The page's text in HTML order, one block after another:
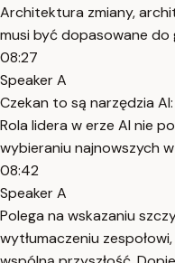
Architektura zmiany,
musi być dopasowane
08:27
Speaker A
Czekan to są narzędzia
Rola lidera w erze AI nie
wybieraniu najnowszych
08:42
Speaker A
Polega na wskazaniu
wytłumaczeniu